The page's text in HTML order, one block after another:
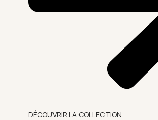
DÉCOUVRIR LA COLLECTION